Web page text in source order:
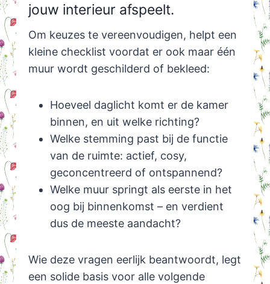
jouw interieur afspeelt.
Om keuzes te vereenvoudigen, helpt een
kleine checklist voordat er ook maar één
muur wordt geschilderd of bekleed:
Hoeveel daglicht komt er de kamer
binnen, en uit welke richting?
Welke stemming past bij de functie
van de ruimte: actief, cosy,
geconcentreerd of ontspannend?
Welke muur springt als eerste in het
oog bij binnenkomst – en verdient
dus de meeste aandacht?
Wie deze vragen eerlijk beantwoordt, legt
een solide basis voor alle volgende